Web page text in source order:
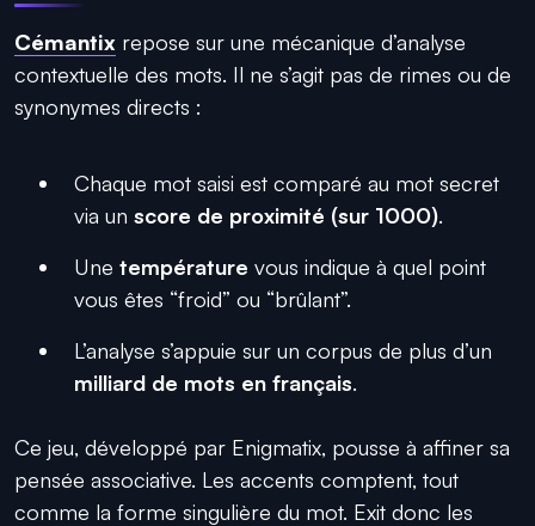
Cémantix repose sur une mécanique d’analyse
contextuelle des mots. Il ne s’agit pas de rimes ou de
synonymes directs :
Chaque mot saisi est comparé au mot secret
via un score de proximité (sur 1000).
Une température vous indique à quel point
vous êtes “froid” ou “brûlant”.
L’analyse s’appuie sur un corpus de plus d’un
milliard de mots en français.
Ce jeu, développé par Enigmatix, pousse à affiner sa
pensée associative. Les accents comptent, tout
comme la forme singulière du mot. Exit donc les